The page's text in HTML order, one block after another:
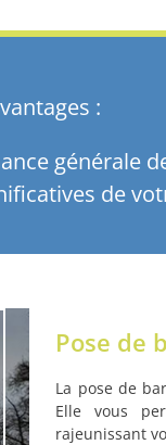
:
de
Pose de
La pose de
Elle vous
rajeunissant